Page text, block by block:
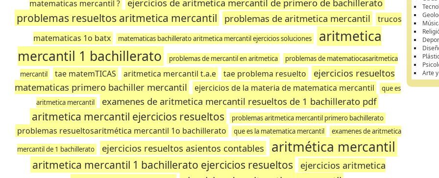
matematicas mercantil ?
ejercicios de aritmetica mercantil de primero de bachillerato
problemas resueltos aritmetica mercantil problemas de aritmetica mercantil
trucos
matematicas 1o batx
matematicas bachillerato aritmetica mercantil ejercicios soluciones
aritmetica
mercantil 1 bachillerato
problemas de mercantil en aritmetica
problemas de matematiocasaritmetica
mercantil
tae matemTICAS aritmetica mercantil t.a.e tae problema resuelto
ejercicios resueltos
matematicas primero bachiller mercantil
ejercicios de la materia de matematica mercantil
que es
aritmetica mercantil
examenes de aritmetica mercantil resueltos de 1 bachillerato pdf
aritmetica mercantil ejercicios resueltos problemas aritmetica mercantil primero bachillerato
problemas resueltosaritmética mercantil 1o bachillerato que es la matematica mercantil examenes de aritmetica
mercantil de 1 bachillerato ejercicios resueltos asientos contables aritmética mercantil
aritmetica mercantil 1 bachillerato ejercicios resueltos
ejercicios aritmetica
Arte